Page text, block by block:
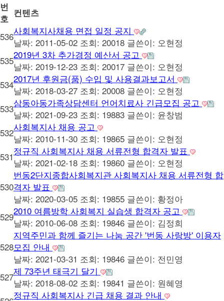
번
호 컨텐츠
536사회복지사채용 면접 일정 공지
날짜: 2011-05-02 조회: 20018 글쓴이: 오현정
5352019년 3차 추가경정 예산서 공고
날짜: 2019-12-23 조회: 20017 글쓴이: 오현정
5342017년 후원금(품) 수입 및 사용결과보고서
날짜: 2018-03-27 조회: 20008 글쓴이: 오현정
533삼동아동가족상담센터 언어치료사 긴급모집 공고
날짜: 2021-09-23 조회: 19883 글쓴이: 윤창범
532사회복지사 채용 공고
날짜: 2010-11-30 조회: 19865 글쓴이: 오현정
531정규직 사회복지사 채용 서류전형 합격자 발표
날짜: 2021-02-18 조회: 19860 글쓴이: 오현정
530
번동2단지종합사회복지관 사회복지사 채용 서류전형 합
격자 발표
날짜: 2020-03-05 조회: 19855 글쓴이: 황정아
5292010 여름방학 사회복지 실습생 합격자 공고
날짜: 2010-06-08 조회: 19846 글쓴이: 김정희
528
지역주민과 함께 즐기는 나눔 공간 '번동 사랑방' 이용자
모집 안내
날짜: 2021-03-31 조회: 19846 글쓴이: 전민영
527제 73주년 태극기 달기
날짜: 2018-08-02 조회: 19841 글쓴이: 원혜영
정규직 사회복지사 긴급 채용 결과 안내